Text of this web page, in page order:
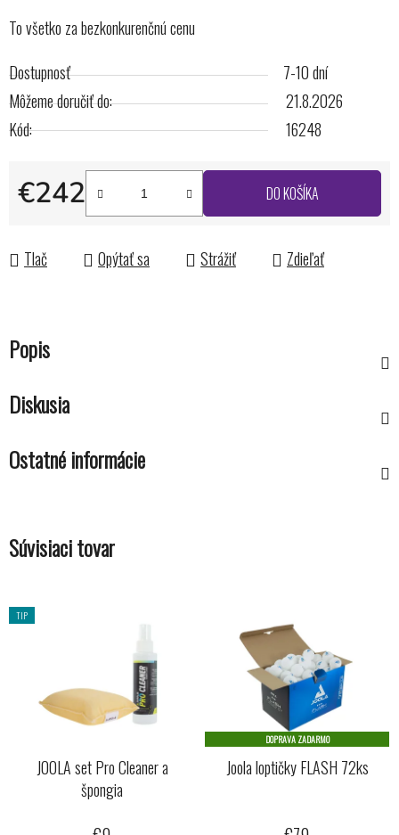
To všetko za bezkonkurenčnú cenu
Dostupnosť
7-10 dní
Môžeme doručiť do:
21.8.2026
Kód:
16248
€242
Jednotková cena:
DO KOŠÍKA
Tlač Opýtať sa Strážiť Zdieľať
Popis
Diskusia
Ostatné informácie
Súvisiaci tovar
TIP
JOOLA set Pro Cleaner a
špongia
DOPRAVA ZADARMO
Joola loptičky FLASH 72ks